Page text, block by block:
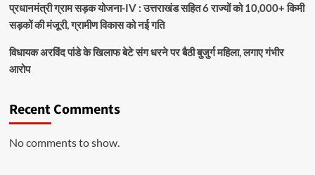
प्रधानमंत्री ग्राम सड़क योजना-IV : उत्तराखंड सहित 6 राज्यों को 10,000+ किमी
सड़कों की मंजूरी, ग्रामीण विकास को नई गति
विधायक अरविंद पांडे के खिलाफ बेटे संग धरने पर बैठी बुजुर्ग महिला, लगाए गंभीर
आरोप
Recent Comments
No comments to show.